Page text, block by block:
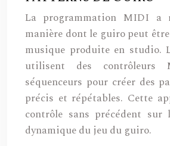
La programmation MIDI a
manière dont le guiro peut
musique produite en studio.
utilisent des
séquenceurs pour créer des
précis et répétables. Cette
contrôle sans précédent
dynamique du jeu du guiro.